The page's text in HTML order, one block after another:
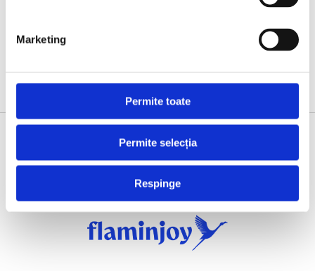
Marketing
Permite toate
Permite selecția
Respinge
AGENCY PARTNERS